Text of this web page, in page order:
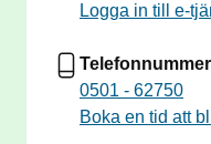
som är 75 år eller
62668
Logga in till e-
Telefonnummer
0501 - 62750
Boka en tid att